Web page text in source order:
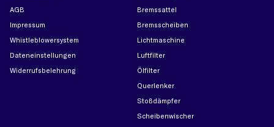
AGB
Impressum
Whistleblowersystem
Dateneinstellungen
Widerrufsbelehrung
Bremssattel
Bremsscheiben
Lichtmaschine
Luftfilter
Ölfilter
Querlenker
Stoßdämpfer
Scheibenwischer